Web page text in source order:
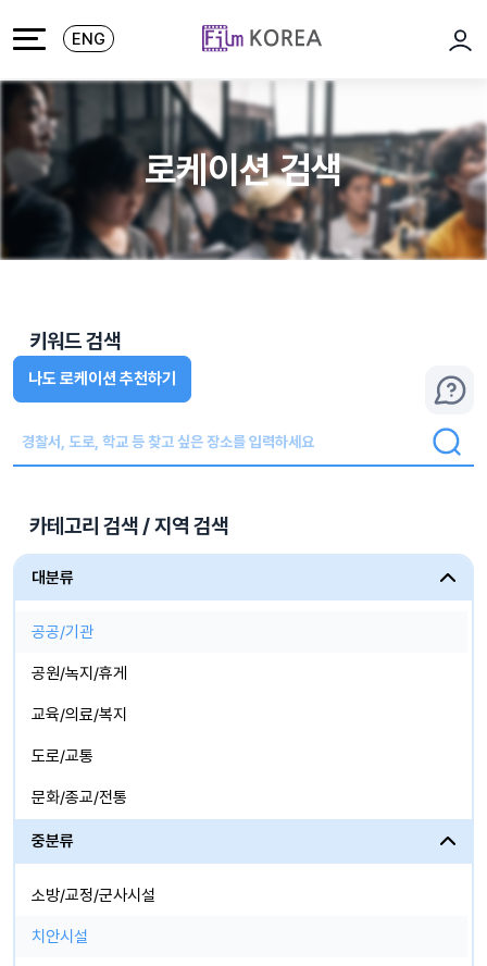
ENG
로
로케이션 검색
키워드 검색
나도 로케이션 추천하기
카테고리 검색 / 지역 검색
대분류
공공/기관
공원/녹지/휴게
교육/의료/복지
도로/교통
문화/종교/전통
산업시설
중분류
소방/교정/군사시설
치안시설